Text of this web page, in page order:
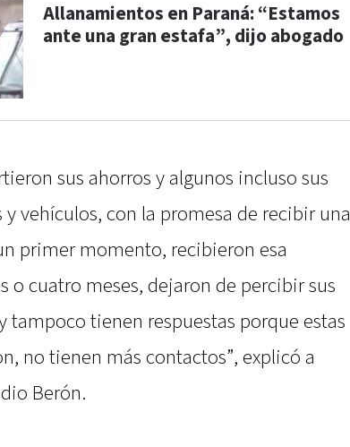
Allanamientos en Paraná: “Estamos
ante una gran estafa”, dijo abogado
sus ahorros y algunos incluso sus
vehículos, con la promesa de recibir una
primer momento, recibieron esa
o cuatro meses, dejaron de percibir sus
tampoco tienen respuestas porque estas
no tienen más contactos”, explicó a
Berón.